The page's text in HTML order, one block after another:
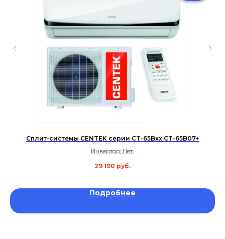
Сплит-системы CENTEK серии CT-65Bxx CT-65B07+
Инвертор: Нет
Уровень шума: 23 дБ
29 190 руб.
Подробнее